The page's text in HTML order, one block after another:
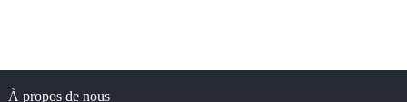
À propos de nous